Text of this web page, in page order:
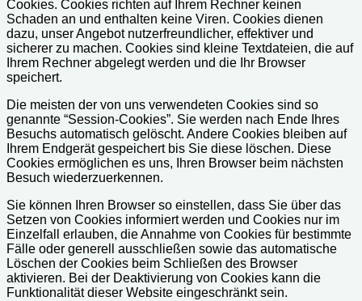
Cookies. Cookies richten auf Ihrem Rechner keinen
Schaden an und enthalten keine Viren. Cookies dienen
dazu, unser Angebot nutzerfreundlicher, effektiver und
sicherer zu machen. Cookies sind kleine Textdateien, die auf
Ihrem Rechner abgelegt werden und die Ihr Browser
speichert.
Die meisten der von uns verwendeten Cookies sind so
genannte “Session-Cookies”. Sie werden nach Ende Ihres
Besuchs automatisch gelöscht. Andere Cookies bleiben auf
Ihrem Endgerät gespeichert bis Sie diese löschen. Diese
Cookies ermöglichen es uns, Ihren Browser beim nächsten
Besuch wiederzuerkennen.
Sie können Ihren Browser so einstellen, dass Sie über das
Setzen von Cookies informiert werden und Cookies nur im
Einzelfall erlauben, die Annahme von Cookies für bestimmte
Fälle oder generell ausschließen sowie das automatische
Löschen der Cookies beim Schließen des Browser
aktivieren. Bei der Deaktivierung von Cookies kann die
Funktionalität dieser Website eingeschränkt sein.